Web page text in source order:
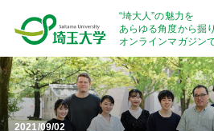
“埼大人”の魅力を
あらゆる角度から掘
オンラインマガジン
2021/09/02